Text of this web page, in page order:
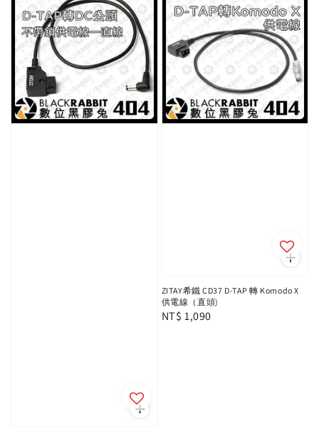
ZITAY希鐵 CD37 D-TAP 轉 Komodo X
供電線（直頭)
Regular
NT$ 1,090